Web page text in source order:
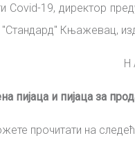
Covid-19, директор
Књажевац,
Н
пијаца и пијаца за
прочитати на